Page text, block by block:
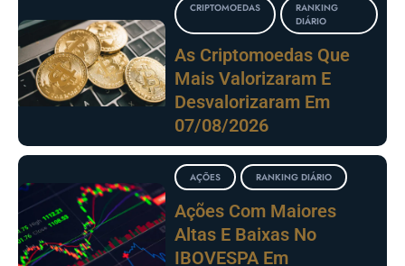
CRIPTOMOEDAS
RANKING
DIÁRIO
As Criptomoedas Que
Mais Valorizaram E
Desvalorizaram Em
07/08/2026
AÇÕES RANKING DIÁRIO
Ações Com Maiores
Altas E Baixas No
IBOVESPA Em